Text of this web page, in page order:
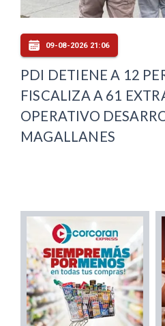
09-08-2026 21:06
PDI DETIENE A 12
FISCALIZA A 61
OPERATIVO
MAGALLANES